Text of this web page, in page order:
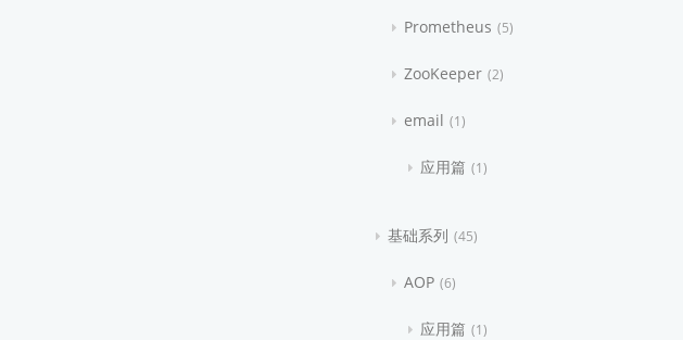
Prometheus 5
ZooKeeper 2
email 1
应用篇 1
基础系列 45
AOP 6
应用篇 1